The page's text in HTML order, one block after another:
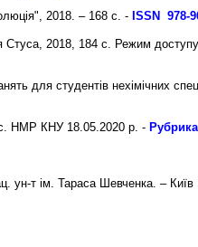
2018. – 168 с. - ISSN 978-
Стуса, 2018, 184 с.
Режим
для студентів нехімічних
с. НМР КНУ 18.05.2020 р. -
ун-т ім. Тараса Шевченка. –